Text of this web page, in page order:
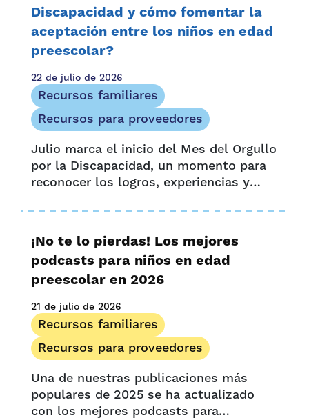
Discapacidad y cómo fomentar la
aceptación entre los niños en edad
preescolar?
22 de julio de 2026
Recursos familiares
Recursos para proveedores
Julio marca el inicio del Mes del Orgullo
por la Discapacidad, un momento para
reconocer los logros, experiencias y
personas con discapacidad. También es
una oportunidad para celebrar y
reconocer...
¡No te lo pierdas! Los mejores
podcasts para niños en edad
preescolar en 2026
21 de julio de 2026
Recursos familiares
Recursos para proveedores
Una de nuestras publicaciones más
populares de 2025 se ha actualizado
con los mejores podcasts para